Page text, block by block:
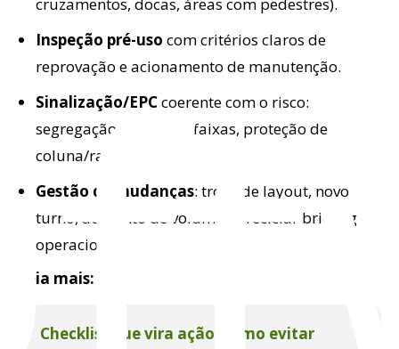
Inspeção pré-uso com critérios claros de
reprovação e acionamento de manutenção.
Sinalização/EPCcoerente com o risco:
segregação, espelhos, faixas, proteção de
coluna/rack.
Gestão de mudanças: troca de layout, novo
turno, aumento de volume → reciclar briefing
operacional.
Leia mais:
Checklist que vira ação: como evitar